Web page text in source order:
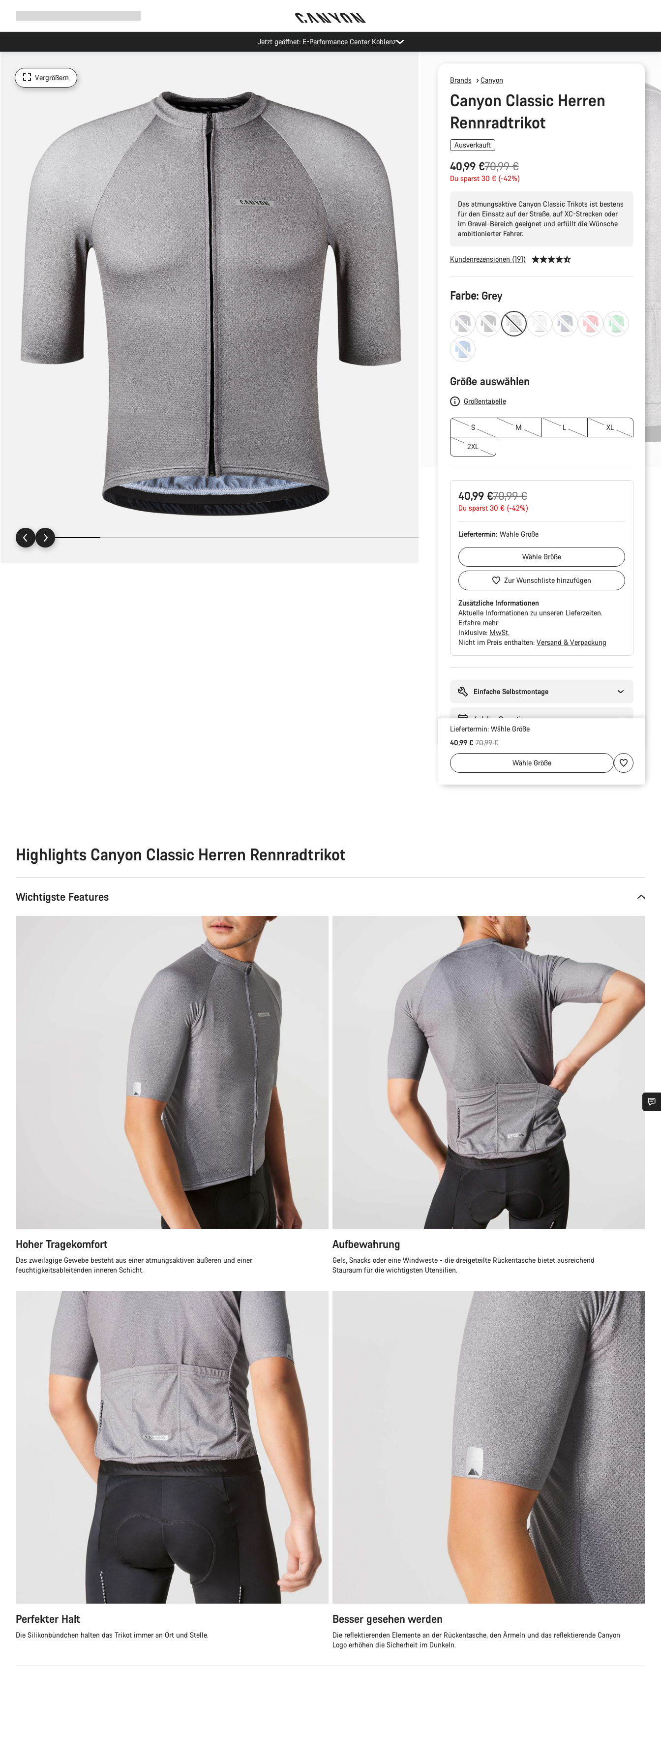
Jetzt geöffnet: E-Performance Center Koblenz
Vergrößern Brands Canyon
Canyon Classic Herren
Rennradtrikot
Ausverkauft
40,99 €
Ursprungspreis
70,99 €
Du sparst 30 € (-42%)
Das atmungsaktive Canyon Classic Trikots ist bestens
für den Einsatz auf der Straße, auf XC-Strecken oder
im Gravel-Bereich geeignet und erfüllt die Wünsche
ambitionierter Fahrer.
Kundenrezensionen (191)
Produktkonfiguration
Farbe: Grey
Größe auswählen
Größentabelle
S M L XL
2XL
40,99 €
Ursprungspreis
70,99 €
Du sparst 30 € (-42%)
Liefertermin: Wähle Größe
Wähle Größe
Zur Wunschliste hinzufügen
Zusätzliche Informationen
Aktuelle Informationen zu unseren Lieferzeiten.
Erfahre mehr
Inklusive: MwSt.
Nicht im Preis enthalten: Versand & Verpackung
Einfache Selbstmontage
6 Jahre Garantie
Liefertermin: Wähle Größe
40,99 €Ursprungspreis
70,99 €
Wähle Größe
Highlights Canyon Classic Herren Rennradtrikot
Wichtigste Features
Hoher Tragekomfort
Das zweilagige Gewebe besteht aus einer atmungsaktiven äußeren und einer
feuchtigkeitsableitenden inneren Schicht.
Aufbewahrung
Gels, Snacks oder eine Windweste - die dreigeteilte Rückentasche bietet ausreichend
Stauraum für die wichtigsten Utensilien.
Perfekter Halt
Die Silikonbündchen halten das Trikot immer an Ort und Stelle.
Besser gesehen werden
Die reflektierenden Elemente an der Rückentasche, den Ärmeln und das reflektierende Canyon
Logo erhöhen die Sicherheit im Dunkeln.
Benötigst du Hilfe?
Unsere Experten stehen dir jetzt im Chat zur Verfügung.
Chat starten
Schließen